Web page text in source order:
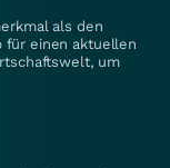
als den
für einen aktuellen
um